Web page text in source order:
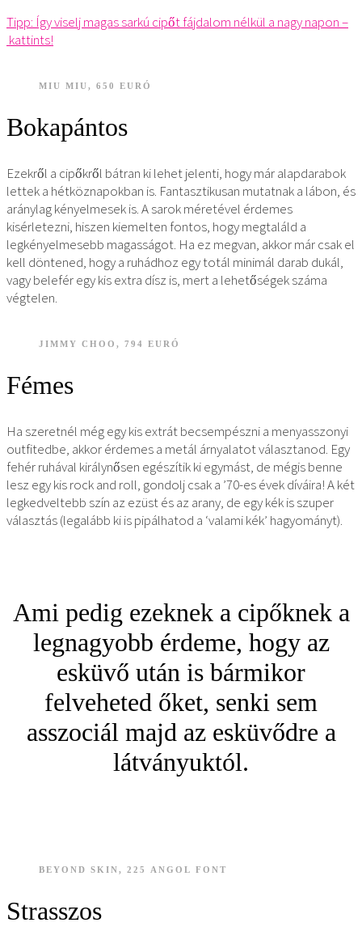
Tipp: Így viselj magas sarkú cipőt fájdalom nélkül a nagy napon –
kattints!
MIU MIU, 650 EURÓ
Bokapántos
Ezekről a cipőkről bátran ki lehet jelenti, hogy már alapdarabok
lettek a hétköznapokban is. Fantasztikusan mutatnak a lábon, és
aránylag kényelmesek is. A sarok méretével érdemes
kisérletezni, hiszen kiemelten fontos, hogy megtaláld a
legkényelmesebb magasságot. Ha ez megvan, akkor már csak el
kell döntened, hogy a ruhádhoz egy totál minimál darab dukál,
vagy belefér egy kis extra dísz is, mert a lehetőségek száma
végtelen.
JIMMY CHOO, 794 EURÓ
Fémes
Ha szeretnél még egy kis extrát becsempészni a menyasszonyi
outfitedbe, akkor érdemes a metál árnyalatot választanod. Egy
fehér ruhával királynősen egészítik ki egymást, de mégis benne
lesz egy kis rock and roll, gondolj csak a ’70-es évek díváira! A két
legkedveltebb szín az ezüst és az arany, de egy kék is szuper
választás (legalább ki is pipálhatod a ‘valami kék’ hagyományt).
Ami pedig ezeknek a cipőknek a
legnagyobb érdeme, hogy az
esküvő után is bármikor
felveheted őket, senki sem
asszociál majd az esküvődre a
látványuktól.
BEYOND SKIN, 225 ANGOL FONT
Strasszos